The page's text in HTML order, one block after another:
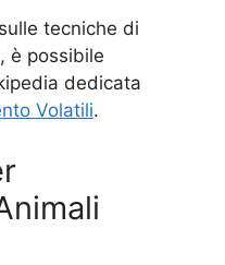
tecniche di
è possibile
dedicata
Volatili.